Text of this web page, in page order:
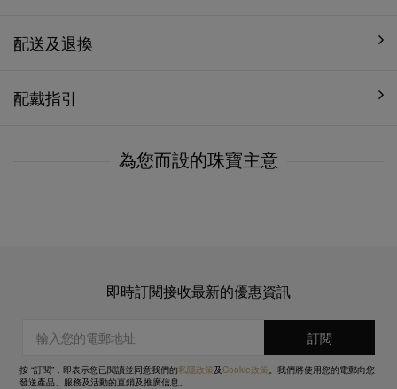
配送及退換
配戴指引
為您而設的珠寶主意
即時訂閱接收最新的優惠資訊
按 “訂閱”，即表示您已閱讀並同意我們的私隱政策及Cookie政策。我們將使用您的電郵向您
發送產品、服務及活動的直銷及推廣信息。